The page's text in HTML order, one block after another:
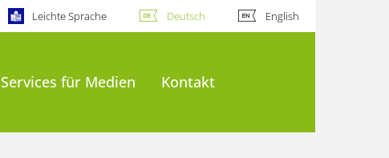
Leichte Sprache Deutsch English
Services für Medien Kontakt